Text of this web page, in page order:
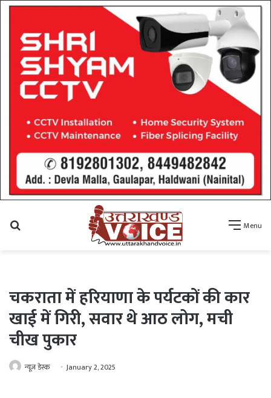
Menu
चकराता में हरियाणा के पर्यटकों की कार
खाई में गिरी, सवार थे आठ लोग, मची
चीख पुकार
न्यूज़ डेस्क January 2, 2025